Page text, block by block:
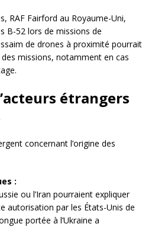
RAF Fairford au Royaume-Uni,
B-52 lors de missions de
de drones à proximité pourrait
missions, notamment en cas
étrangers
concernant l’origine des
:
ou l’Iran pourraient expliquer
autorisation par les États-Unis de
portée à l’Ukraine a